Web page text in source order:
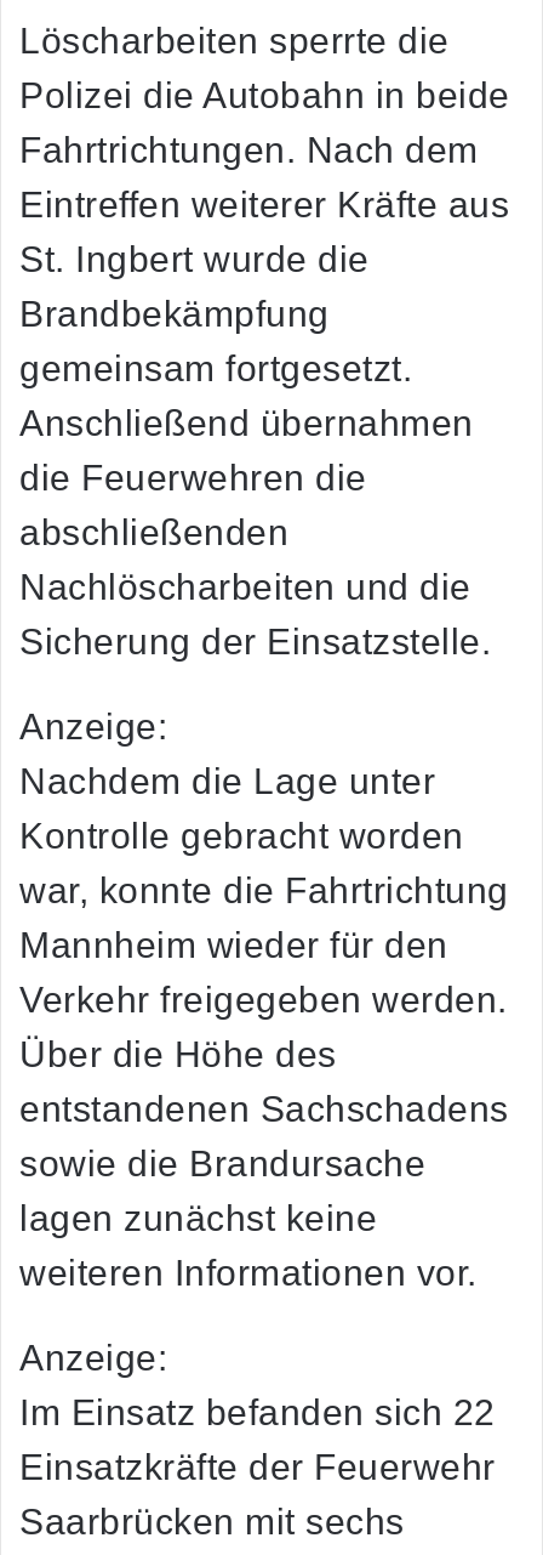
Löscharbeiten sperrte die
Polizei die Autobahn in beide
Fahrtrichtungen. Nach dem
Eintreffen weiterer Kräfte aus
St. Ingbert wurde die
Brandbekämpfung
gemeinsam fortgesetzt.
Anschließend übernahmen
die Feuerwehren die
abschließenden
Nachlöscharbeiten und die
Sicherung der Einsatzstelle.
Anzeige:
Nachdem die Lage unter
Kontrolle gebracht worden
war, konnte die Fahrtrichtung
Mannheim wieder für den
Verkehr freigegeben werden.
Über die Höhe des
entstandenen Sachschadens
sowie die Brandursache
lagen zunächst keine
weiteren Informationen vor.
Anzeige:
Im Einsatz befanden sich 22
Einsatzkräfte der Feuerwehr
Saarbrücken mit sechs